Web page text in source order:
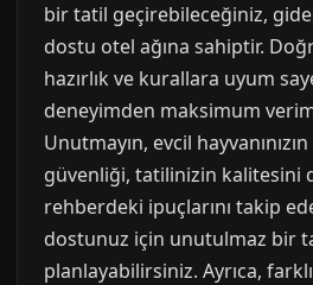
bir tatil geçirebileceğiniz,
dostu otel ağına sahiptir.
hazırlık ve kurallara uyum
deneyimden maksimum
Unutmayın, evcil
güvenliği, tatilinizin kalitesini
rehberdeki ipuçlarını takip
dostunuz için unutulmaz bir
planlayabilirsiniz. Ayrıca,